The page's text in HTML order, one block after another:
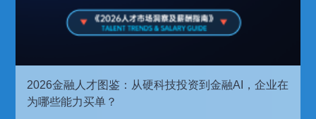
2026金融人才图鉴：从硬科技投资到金融AI，企业在
为哪些能力买单？